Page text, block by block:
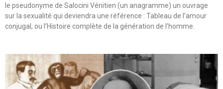
le pseudonyme de Salocini Vénitien (un anagramme) un ouvrage
sur la sexualité qui deviendra une référence : Tableau de l’amour
conjugal, ou l’Histoire complète de la génération de l’homme.